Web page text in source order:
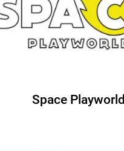
Space Playworld